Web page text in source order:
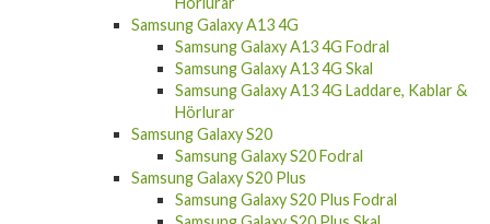
Samsung Galaxy A23 5G
Samsung Galaxy A23 5G Fodral
Samsung Galaxy A23 5G Skal
Samsung Galaxy A23 5G Laddare, Kablar &
Hörlurar
Samsung Galaxy A13 4G
Samsung Galaxy A13 4G Fodral
Samsung Galaxy A13 4G Skal
Samsung Galaxy A13 4G Laddare, Kablar &
Hörlurar